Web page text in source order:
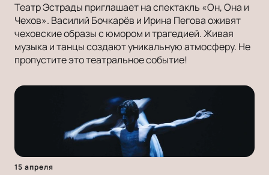
Театр Эстрады приглашает на спектакль «Он, Она и
Чехов». Василий Бочкарёв и Ирина Пегова оживят
чеховские образы с юмором и трагедией. Живая
музыка и танцы создают уникальную атмосферу. Не
пропустите это театральное событие!
15 апреля